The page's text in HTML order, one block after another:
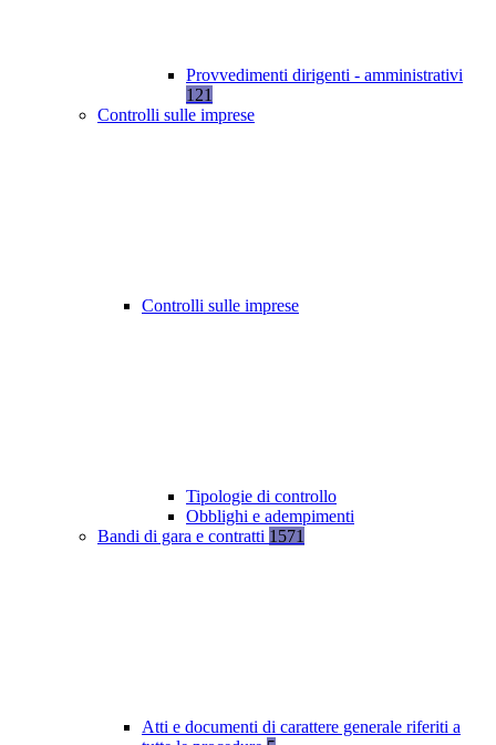
Provvedimenti dirigenti - amministrativi
121
Controlli sulle imprese
Controlli sulle imprese
Tipologie di controllo
Obblighi e adempimenti
Bandi di gara e contratti 1571
Atti e documenti di carattere generale riferiti a